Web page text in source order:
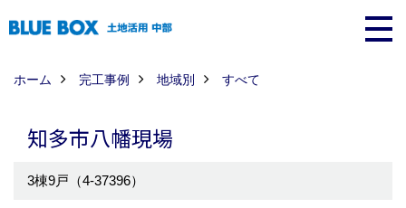
ホーム 完工事例 地域別 すべて
知多市八幡現場
3棟9戸（4-37396）